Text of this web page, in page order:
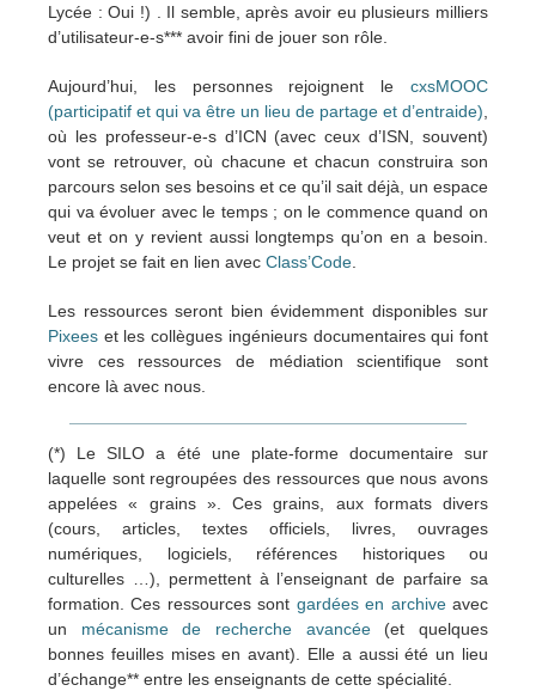
Lycée : Oui !) . Il semble, après avoir eu plusieurs milliers
d’utilisateur-e-s*** avoir fini de jouer son rôle.
Aujourd’hui, les personnes rejoignent le cxsMOOC
(participatif et qui va être un lieu de partage et d’entraide)
où les professeur-e-s d’ICN (avec ceux d’ISN, souvent)
vont se retrouver, où chacune et chacun construira son
parcours selon ses besoins et ce qu’il sait déjà, un espace
qui va évoluer avec le temps ; on le commence quand on
veut et on y revient aussi longtemps qu’on en a besoin.
Le projet se fait en lien avec Class’Code
Les ressources seront bien évidemment disponibles sur
Pixees et les collègues ingénieurs documentaires qui font
vivre ces ressources de médiation scientifique sont
encore là avec nous.
(*) Le SILO a été une plate-forme documentaire sur
laquelle sont regroupées des ressources que nous avons
appelées « grains ». Ces grains, aux formats divers
(cours, articles, textes officiels, livres, ouvrages
numériques, logiciels, références historiques ou
culturelles …), permettent à l’enseignant de parfaire sa
formation. Ces ressources sont gardées en archiveavec
un mécanisme de recherche avancée(et quelques
bonnes feuilles mises en avant). Elle a aussi été un lieu
d’échange** entre les enseignants de cette spécialité.